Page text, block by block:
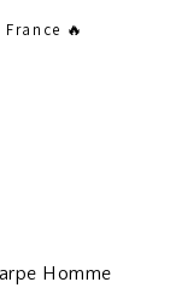
🔥
Homme